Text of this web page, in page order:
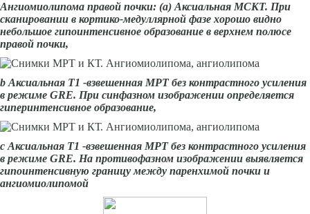
Ангиомиолипома правой почки: (а) Аксиальная МСКТ. При
сканировании в кортико-медуллярной фазе хорошо видно
небольшое гипоинтенсивное образование в верхнем полюсе
правой почки,
b Аксиальная Т1 -взвешенная МРТ без контрастного усиления
в режиме GRE. При синфазном изображении определяется
гиперинтенсивное образование,
с Аксиальная Т1 -взвешенная МРТ без контрастного усиления
в режиме GRE. На противофазном изображении выявляется
гипоинтенсивную границу между паренхимой почки и
ангиомиолипомой